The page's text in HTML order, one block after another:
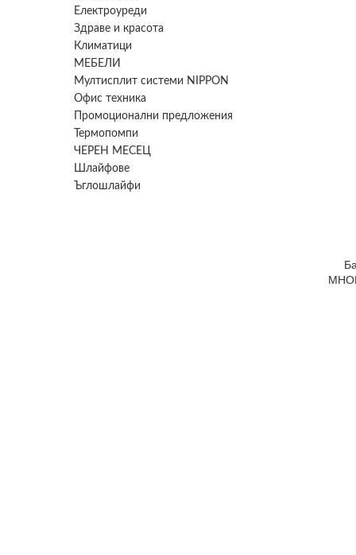
Електроуреди
Здраве и красота
Климатици
МЕБЕЛИ
Мултисплит системи NIPPON
Офис техника
Промоционални предложения
Термопомпи
ЧЕРЕН МЕСЕЦ
Шлайфове
Ъглошлайфи